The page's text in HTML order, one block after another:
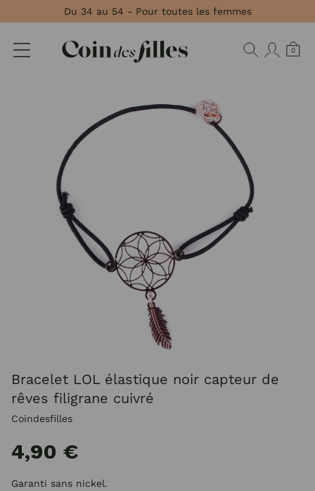
Du 34 au 54 - Pour toutes les femmes
0
Bracelet LOL élastique noir capteur de
rêves filigrane cuivré
Coindesfilles
4,90 €
Garanti sans nickel.
Panneau de gestion des cookies